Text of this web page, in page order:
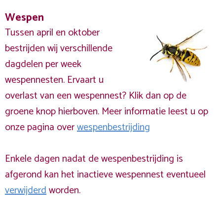
Wespen
Tussen april en oktober
bestrijden wij verschillende
dagdelen per week
wespennesten. Ervaart u
overlast van een wespennest? Klik dan op de
groene knop hierboven. Meer informatie leest u op
onze pagina overwespenbestrijding
Enkele dagen nadat de wespenbestrijding is
afgerond kan het inactieve wespennest eventueel
verwijderdworden.